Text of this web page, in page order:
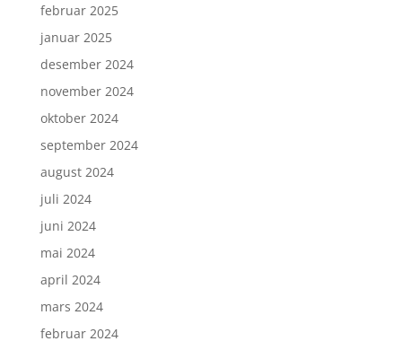
februar 2025
januar 2025
desember 2024
november 2024
oktober 2024
september 2024
august 2024
juli 2024
juni 2024
mai 2024
april 2024
mars 2024
februar 2024